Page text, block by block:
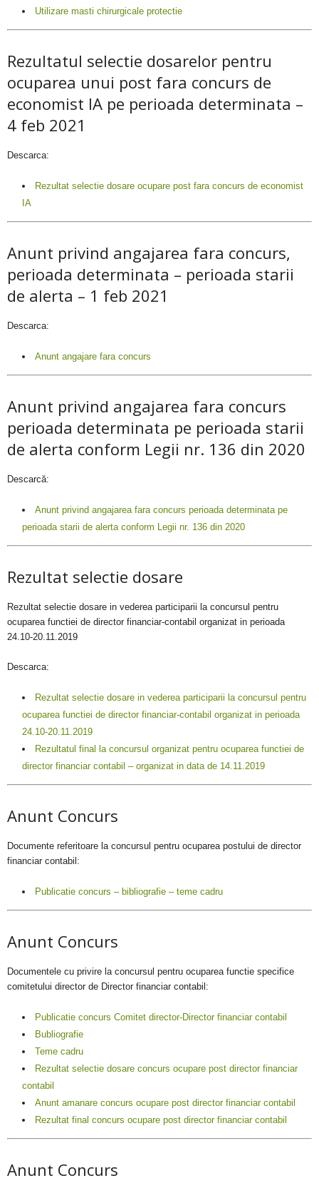
Utilizare masti chirurgicale protectie
Rezultatul selectie dosarelor pentru
ocuparea unui post fara concurs de
economist IA pe perioada determinata –
4 feb 2021
Descarca:
Rezultat selectie dosare ocupare post fara concurs de economist
IA
Anunt privind angajarea fara concurs,
perioada determinata – perioada starii
de alerta – 1 feb 2021
Descarca:
Anunt angajare fara concurs
Anunt privind angajarea fara concurs
perioada determinata pe perioada starii
de alerta conform Legii nr. 136 din 2020
Descarcă:
Anunt privind angajarea fara concurs perioada determinata pe
perioada starii de alerta conform Legii nr. 136 din 2020
Rezultat selectie dosare
Rezultat selectie dosare in vederea participarii la concursul pentru
ocuparea functiei de director financiar-contabil organizat in perioada
24.10-20.11.2019
Descarca:
Rezultat selectie dosare in vederea participarii la concursul pentru
ocuparea functiei de director financiar-contabil organizat in perioada
24.10-20.11.2019
Rezultatul final la concursul organizat pentru ocuparea functiei de
director financiar contabil – organizat in data de 14.11.2019
Anunt Concurs
Documente referitoare la concursul pentru ocuparea postului de director
financiar contabil:
Publicatie concurs – bibliografie – teme cadru
Anunt Concurs
Documentele cu privire la concursul pentru ocuparea functie specifice
comitetului director de Director financiar contabil:
Publicatie concurs Comitet director-Director financiar contabil
Bubliografie
Teme cadru
Rezultat selectie dosare concurs ocupare post director financiar
contabil
Anunt amanare concurs ocupare post director financiar contabil
Rezultat final concurs ocupare post director financiar contabil
Anunt Concurs